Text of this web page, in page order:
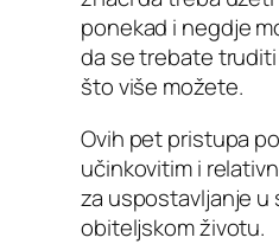
ponekad i negdje
da se trebate
što više možete.
Ovih pet pristupa
učinkovitim i
za uspostavljanje u
obiteljskom životu.